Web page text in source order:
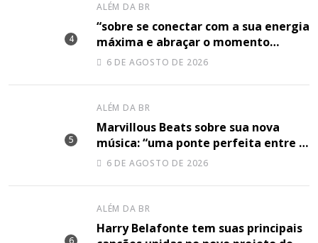
ALÉM DA BR
“sobre se conectar com a sua energia
máxima e abraçar o momento
plenamente”, disse Shery M sobre
6 DE AGOSTO DE 2026
ALÉM DA BR
Marvillous Beats sobre sua nova
música: “uma ponte perfeita entre o
hip-hop underground e a elegância
6 DE AGOSTO DE 2026
ALÉM DA BR
Harry Belafonte tem suas principais